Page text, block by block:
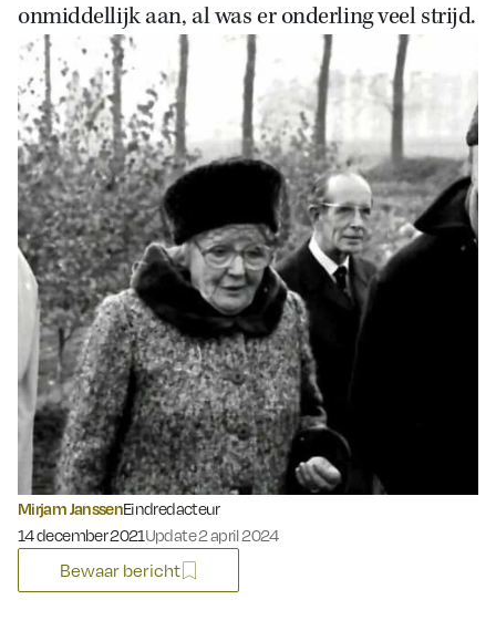
onmiddellijk aan, al was er onderling veel strijd.
Mirjam JanssenEindredacteur
Gepubliceerd op:
14 december 2021Update 2 april 2024
Bewaar bericht